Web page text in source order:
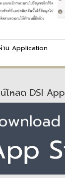
าน Application
โหลด DSI App